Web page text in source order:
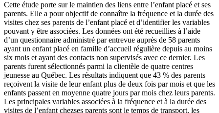
Cette étude porte sur le maintien des liens entre l’enfant placé et ses
parents. Elle a pour objectif de connaître la fréquence et la durée des
visites chez ses parents de l’enfant placé et d’identifier les variables
pouvant y être associées. Les données ont été recueillies à l’aide
d’un questionnaire administré par entrevue auprès de 58 parents
ayant un enfant placé en famille d’accueil régulière depuis au moins
six mois et ayant des contacts non supervisés avec ce dernier. Les
parents furent sélectionnés parmi la clientèle de quatre centres
jeunesse au Québec. Les résultats indiquent que 43 % des parents
reçoivent la visite de leur enfant plus de deux fois par mois et que les
enfants passent en moyenne quatre jours par mois chez leurs parents.
Les principales variables associées à la fréquence et à la durée des
visites de l’enfant chezses parents sont le temps de transport, les